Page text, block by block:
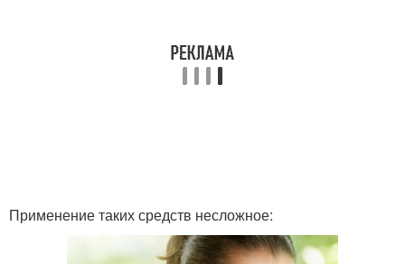
Применение таких средств несложное: